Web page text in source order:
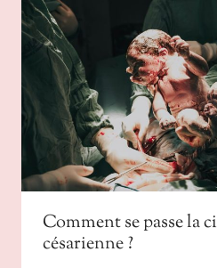
Comment se passe la
césarienne ?